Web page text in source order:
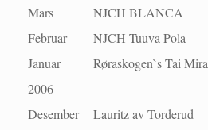
Mars NJCH BLANCA
Februar
NJCH Tuuva Pola
Januar
Røraskogen`s Tai Mira
2006
Desember
Lauritz av Torderud